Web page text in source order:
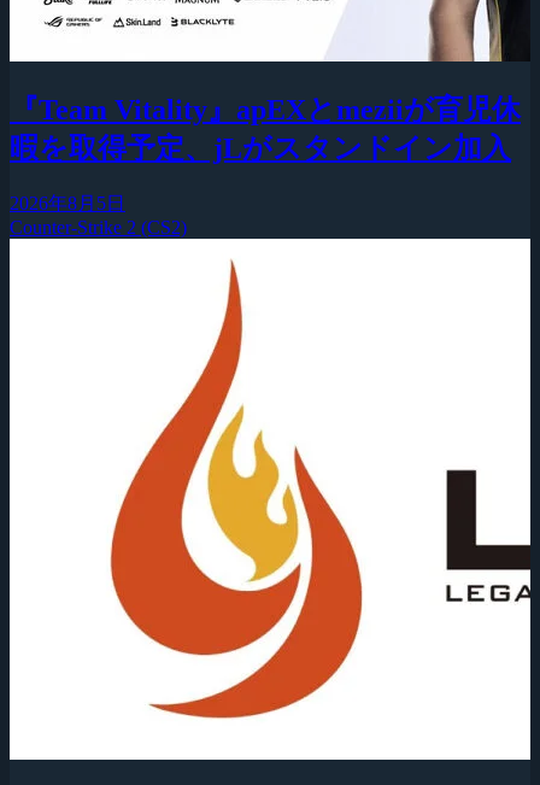
『Team Vitality』apEXとmeziiが育児休
暇を取得予定、jLがスタンドイン加入
2026年8月5日
Counter-Strike 2 (CS2)